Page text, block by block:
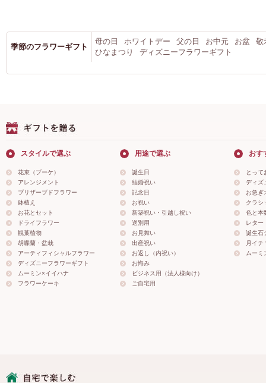
季節のフラワーギフト
母の日 ホワイトデー 父の日 お中元 お盆
敬
ひなまつり
ディズニーフラワーギフト
スタイルで選ぶ
花束（ブーケ）
アレンジメント
プリザーブドフラワー
鉢植え
お花とセット
ドライフラワー
観葉植物
胡蝶蘭・盆栽
アーティフィシャルフラワー
ディズニーフラワーギフト
ムーミン×イイハナ
フラワーケーキ
用途で選ぶ
誕生日
結婚祝い
記念日
お祝い
新築祝い・引越し祝い
送別用
お見舞い
出産祝い
お返し（内祝い）
お悔み
ビジネス用（法人様向け）
ご自宅用
おす
とって
ディズ
お急ぎ
クラシ
色と本
レター
誕生石
月イチ
ムーミ